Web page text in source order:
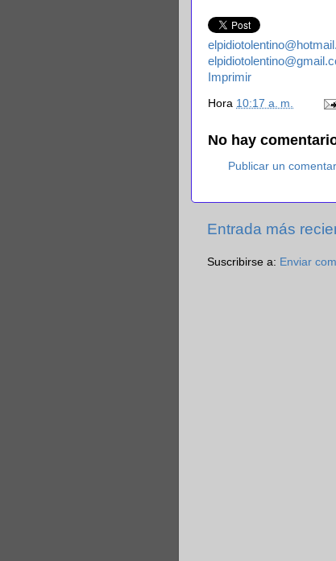
Imprimir
Hora 10:17 a. m.
No hay
Publicar un
Entrada más
Suscribirse a: Enviar